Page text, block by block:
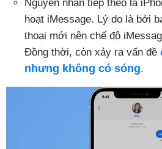
Nguyên nhân tiếp theo là
hoạt iMessage. Lý do là bởi
thoại mới nên chế độ
Đồng thời, còn xảy ra vấn đề
nhưng không có sóng.